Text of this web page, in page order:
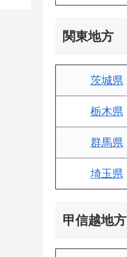
関東地方
茨城県
栃木県
群馬県
埼玉県
甲信越地方